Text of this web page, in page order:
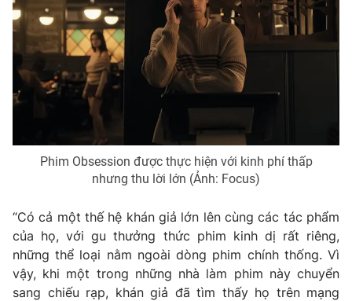
Phim Obsession được thực hiện với kinh phí thấp
nhưng thu lời lớn (Ảnh: Focus)
“Có cả một thế hệ khán giả lớn lên cùng các tác phẩm
của họ, với gu thưởng thức phim kinh dị rất riêng,
những thể loại nằm ngoài dòng phim chính thống. Vì
vậy, khi một trong những nhà làm phim này chuyển
sang chiếu rạp, khán giả đã tìm thấy họ trên mạng